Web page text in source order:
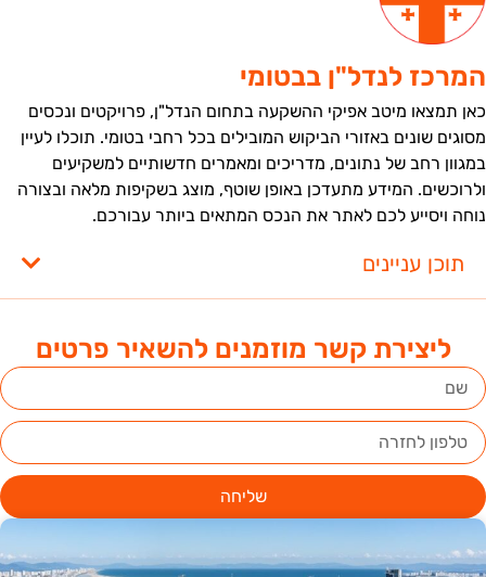
ליצירת קשר מוזמנים להשאיר פרטים
שליחה
לנדל"ן בבטומי
תמצאו מיטב אפיקי ההשקעה בתחום הנדל"ן, פרויקטים ונכסים
שונים באזורי הביקוש המובילים בכל רחבי בטומי. תוכלו לעיין
רחב של נתונים, מדריכים ומאמרים חדשותיים למשקיעים
המידע מתעדכן באופן שוטף, מוצג בשקיפות מלאה ובצורה
ויסייע לכם לאתר את הנכס המתאים ביותר עבורכם.
תוכן עניינים